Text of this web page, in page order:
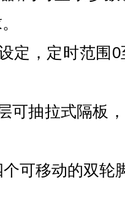
定，定时范围
可抽拉式隔板
可移动的双轮